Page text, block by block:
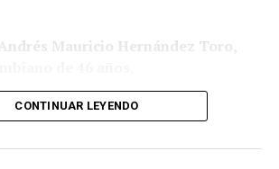
por más de 200 millones de
fondos aún no han llegado,
en su equipo municipal.
el alcalde Alejandro Cárdenas
Andrés Mauricio Hernández Toro,
entregó voluntariamente a la Segunda
solicitó la ampliación de su
CONTINUAR LEYENDO